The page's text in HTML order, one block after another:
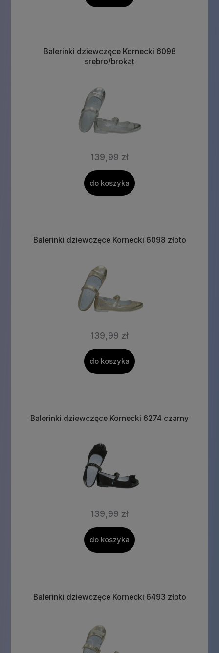
Balerinki dziewczęce Kornecki 6098
srebro/brokat
139,99 zł
do koszyka
Balerinki dziewczęce Kornecki 6098 złoto
139,99 zł
do koszyka
Balerinki dziewczęce Kornecki 6274 czarny
139,99 zł
do koszyka
Balerinki dziewczęce Kornecki 6493 złoto